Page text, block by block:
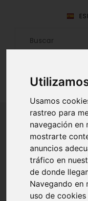
Usamos
rastreo para
navegación en
mostrarte
anuncios
tráfico en
de donde
Navegando en
uso de
Inicio